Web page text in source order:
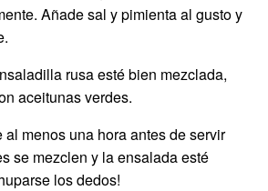
Añade sal y pimienta al gusto y
rusa esté bien mezclada,
aceitunas verdes.
al menos una hora antes de servir
se mezclen y la ensalada esté
los dedos!